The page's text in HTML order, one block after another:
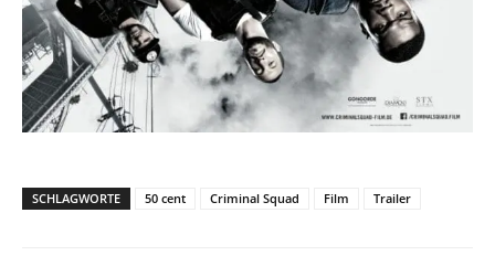
SCHLAGWORTE 50 cent Criminal Squad Film Trailer